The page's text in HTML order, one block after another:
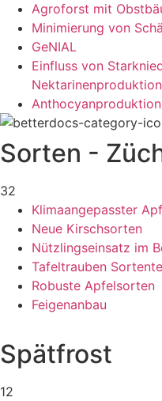
Agroforst mit
Minimierung von
GeNIAL
Einfluss von
Sorten -
32
Klimaangepasster
Neue Kirschsorten
Nützlingseinsatz im
Tafeltrauben
Robuste Apfelsorten
Feigenanbau
Spätfrost
12